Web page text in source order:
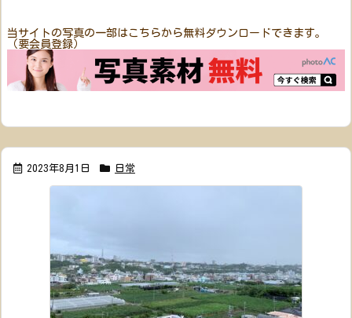
当サイトの写真の一部はこちらから無料ダウンロードできます。
（要会員登録）
2023年8月1日 日常